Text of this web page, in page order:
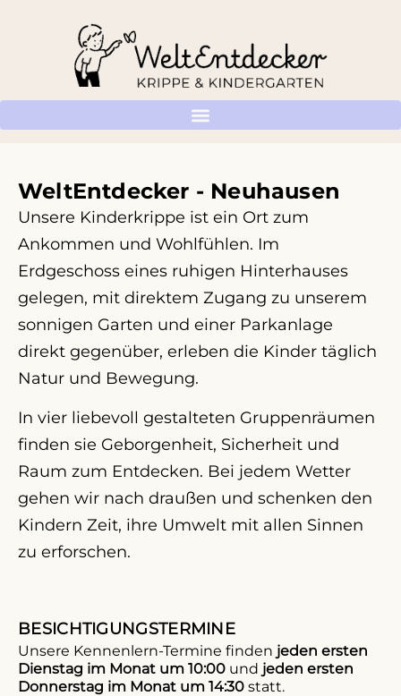
WeltEntdecker - Neuhausen
Unsere Kinderkrippe ist ein Ort zum
Ankommen und Wohlfühlen. Im
Erdgeschoss eines ruhigen Hinterhauses
gelegen, mit direktem Zugang zu unserem
sonnigen Garten und einer Parkanlage
direkt gegenüber, erleben die Kinder täglich
Natur und Bewegung.
In vier liebevoll gestalteten Gruppenräumen
finden sie Geborgenheit, Sicherheit und
Raum zum Entdecken. Bei jedem Wetter
gehen wir nach draußen und schenken den
Kindern Zeit, ihre Umwelt mit allen Sinnen
zu erforschen.
BESICHTIGUNGSTERMINE
Unsere Kennenlern-Termine finden jeden ersten
Dienstag im Monat um 10:00 und jeden ersten
Donnerstag im Monat um 14:30 statt.